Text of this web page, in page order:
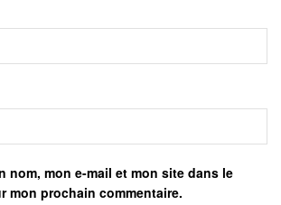
nom, mon e-mail et mon site dans le
mon prochain commentaire.